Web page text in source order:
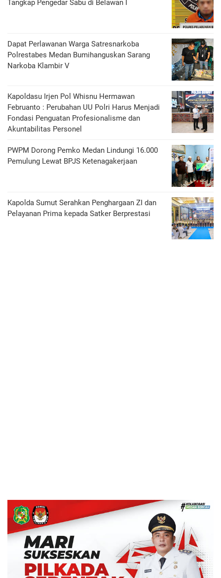
Tangkap Pengedar Sabu di Belawan I
Dapat Perlawanan Warga Satresnarkoba
Polrestabes Medan Bumihanguskan Sarang
Narkoba Klambir V
Kapoldasu Irjen Pol Whisnu Hermawan
Februanto : Perubahan UU Polri Harus Menjadi
Fondasi Penguatan Profesionalisme dan
Akuntabilitas Personel
PWPM Dorong Pemko Medan Lindungi 16.000
Pemulung Lewat BPJS Ketenagakerjaan
Kapolda Sumut Serahkan Penghargaan ZI dan
Pelayanan Prima kepada Satker Berprestasi